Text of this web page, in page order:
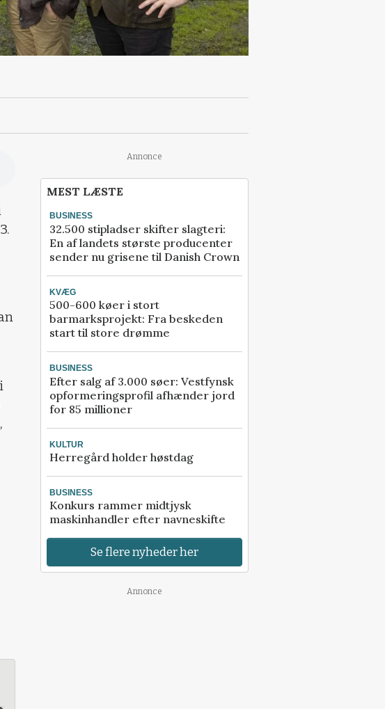
Annonce
MEST LÆSTE
BUSINESS
32.500 stipladser skifter slagteri:
En af landets største producenter
sender nu grisene til Danish Crown
KVÆG
500-600 køer i stort
barmarksprojekt: Fra beskeden
start til store drømme
BUSINESS
Efter salg af 3.000 søer: Vestfynsk
opformeringsprofil afhænder jord
for 85 millioner
KULTUR
Herregård holder høstdag
BUSINESS
Konkurs rammer midtjysk
maskinhandler efter navneskifte
Se flere nyheder her
Annonce